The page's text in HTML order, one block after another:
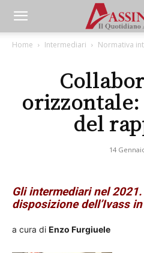
Home Intermediari Normativa
del
14
Gli intermediari nel
disposizione dell’Ivass
a cura di Enzo Furgiuele